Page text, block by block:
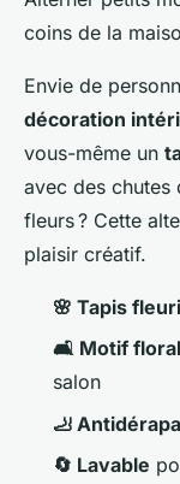
coins de la
Envie de
décoration
vous-même un
avec des chutes
fleurs ? Cette
plaisir créatif.
🌸 Tapis
🛋️ Motif
salon
🦶
🔄 Lavable